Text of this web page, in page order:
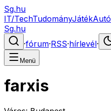
Sg.hu
IT/TechTudományJátékAutó
Sg.hu
·fórum·RSS·hírlevél·
Menü
farxis